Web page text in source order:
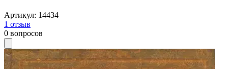
Артикул: 14434
1 отзыв
0 вопросов